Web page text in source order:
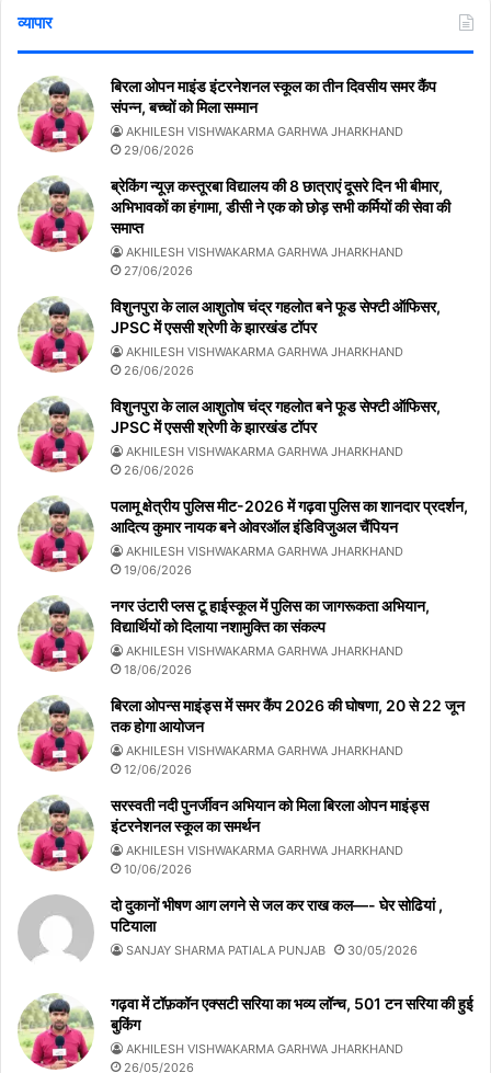
व्यापार
बिरला ओपन माइंड इंटरनेशनल स्कूल का तीन दिवसीय समर कैंप
संपन्न, बच्चों को मिला सम्मान
AKHILESH VISHWAKARMA GARHWA JHARKHAND
29/06/2026
ब्रेकिंग न्यूज़ कस्तूरबा विद्यालय की 8 छात्राएं दूसरे दिन भी बीमार,
अभिभावकों का हंगामा, डीसी ने एक को छोड़ सभी कर्मियों की सेवा की
समाप्त
AKHILESH VISHWAKARMA GARHWA JHARKHAND
27/06/2026
विशुनपुरा के लाल आशुतोष चंद्र गहलोत बने फूड सेफ्टी ऑफिसर,
JPSC में एससी श्रेणी के झारखंड टॉपर
AKHILESH VISHWAKARMA GARHWA JHARKHAND
26/06/2026
विशुनपुरा के लाल आशुतोष चंद्र गहलोत बने फूड सेफ्टी ऑफिसर,
JPSC में एससी श्रेणी के झारखंड टॉपर
AKHILESH VISHWAKARMA GARHWA JHARKHAND
26/06/2026
पलामू क्षेत्रीय पुलिस मीट-2026 में गढ़वा पुलिस का शानदार प्रदर्शन,
आदित्य कुमार नायक बने ओवरऑल इंडिविजुअल चैंपियन
AKHILESH VISHWAKARMA GARHWA JHARKHAND
19/06/2026
नगर उंटारी प्लस टू हाईस्कूल में पुलिस का जागरूकता अभियान,
विद्यार्थियों को दिलाया नशामुक्ति का संकल्प
AKHILESH VISHWAKARMA GARHWA JHARKHAND
18/06/2026
बिरला ओपन्स माइंड्स में समर कैंप 2026 की घोषणा, 20 से 22 जून
तक होगा आयोजन
AKHILESH VISHWAKARMA GARHWA JHARKHAND
12/06/2026
सरस्वती नदी पुनर्जीवन अभियान को मिला बिरला ओपन माइंड्स
इंटरनेशनल स्कूल का समर्थन
AKHILESH VISHWAKARMA GARHWA JHARKHAND
10/06/2026
दो दुकानों भीषण आग लगने से जल कर राख कल—- घेर सोढियां ,
पटियाला
SANJAY SHARMA PATIALA PUNJAB 30/05/2026
गढ़वा में टॉफ़कॉन एक्सटी सरिया का भव्य लॉन्च, 501 टन सरिया की हुई
बुकिंग
AKHILESH VISHWAKARMA GARHWA JHARKHAND
26/05/2026